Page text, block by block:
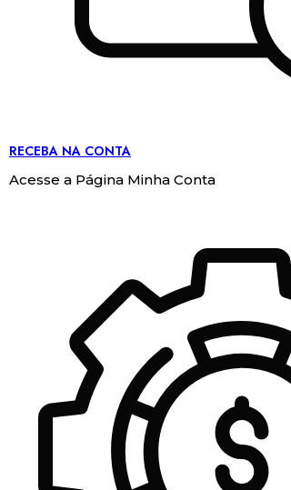
RECEBA NA CONTA
Acesse a Página Minha Conta